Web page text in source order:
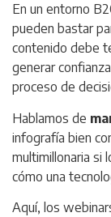
En un entorno
pueden bastar
contenido debe
generar
proceso de
Hablamos de
infografía bien
multimillonaria si
cómo una
Aquí, los